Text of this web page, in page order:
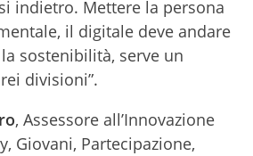
indietro. Mettere la persona
il digitale deve andare
sostenibilità, serve un
divisioni”.
, Assessore all’Innovazione
Giovani, Partecipazione,